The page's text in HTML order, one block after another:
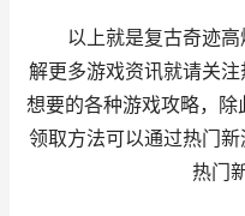
以上就是复古奇迹高
解更多游戏资讯就请关
想要的各种游戏攻略，
领取方法可以通过热门
热门